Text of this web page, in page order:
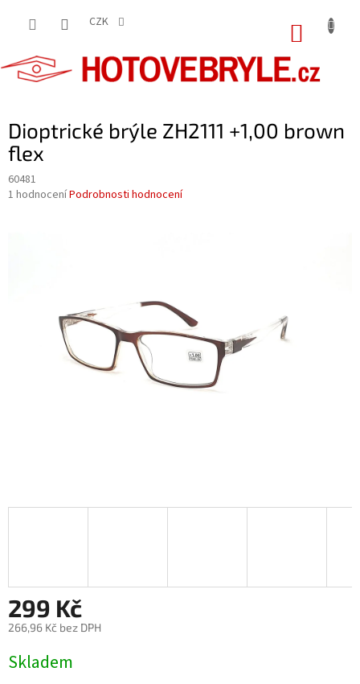
CZK
Dioptrické brýle ZH2111 +1,00 brown
flex
60481
Průměrné
1 hodnoceníPodrobnosti hodnocení
299 Kč
266,96 Kč bez DPH
cena:
Skladem